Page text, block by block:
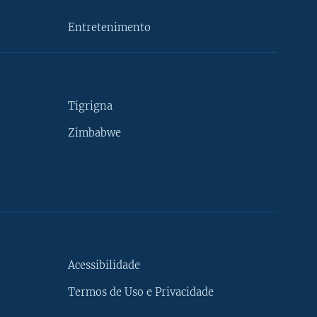
Entretenimento
Tigrigna
Zimbabwe
Acessibilidade
Termos de Uso e Privacidade